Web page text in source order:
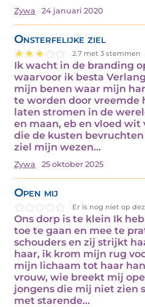
Zywa 24 januari 2020
Onsterfelijke ziel
2.7 met 3 stemmen
Ik wacht in de branding
waarvoor ik besta
mijn benen waar mijn
te worden door vreemde
laten stromen in de
en maan, eb en vloed
die de kusten
ziel mijn wezen…
Zywa 25 oktober 2025
Open mij
Er is nog niet op
Ons dorp is te klein Ik
toe te gaan en mee te
schouders en zij strijkt
haar, ik krom mijn rug
mijn lichaam tot haar
vrouw, wie breekt mij
jongens die mij niet zien
met starende…